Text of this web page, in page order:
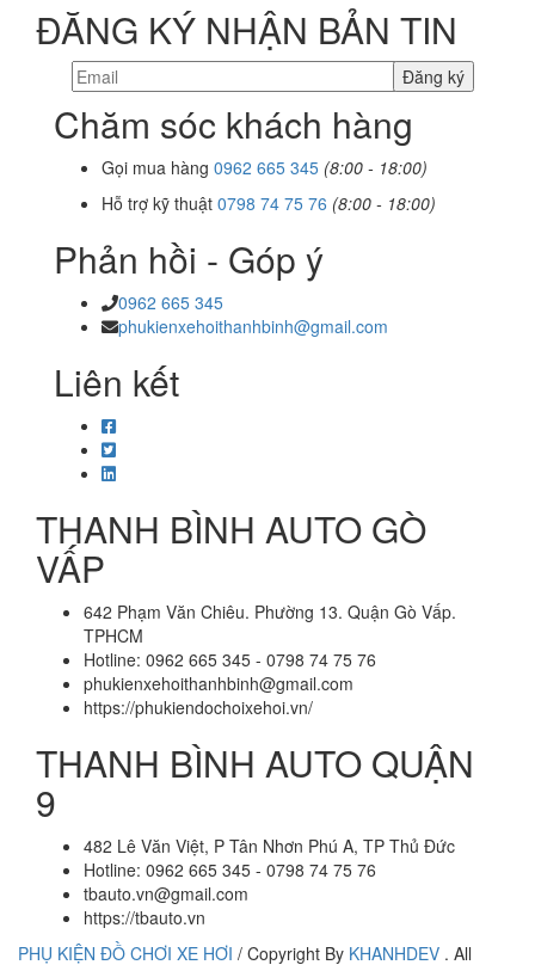
ĐĂNG KÝ NHẬN BẢN TIN
Chăm sóc khách hàng
Gọi mua hàng 0962 665 345 (8:00 - 18:00)
Hỗ trợ kỹ thuật 0798 74 75 76 (8:00 - 18:00)
Phản hồi - Góp ý
0962 665 345
phukienxehoithanhbinh@gmail.com
Liên kết
THANH BÌNH AUTO GÒ
VẤP
642 Phạm Văn Chiêu. Phường 13. Quận Gò Vấp.
TPHCM
Hotline: 0962 665 345 - 0798 74 75 76
phukienxehoithanhbinh@gmail.com
https://phukiendochoixehoi.vn/
THANH BÌNH AUTO QUẬN
9
482 Lê Văn Việt, P Tân Nhơn Phú A, TP Thủ Đức
Hotline: 0962 665 345 - 0798 74 75 76
tbauto.vn@gmail.com
https://tbauto.vn
PHỤ KIỆN ĐỒ CHƠI XE HƠI / Copyright By KHANHDEV . All